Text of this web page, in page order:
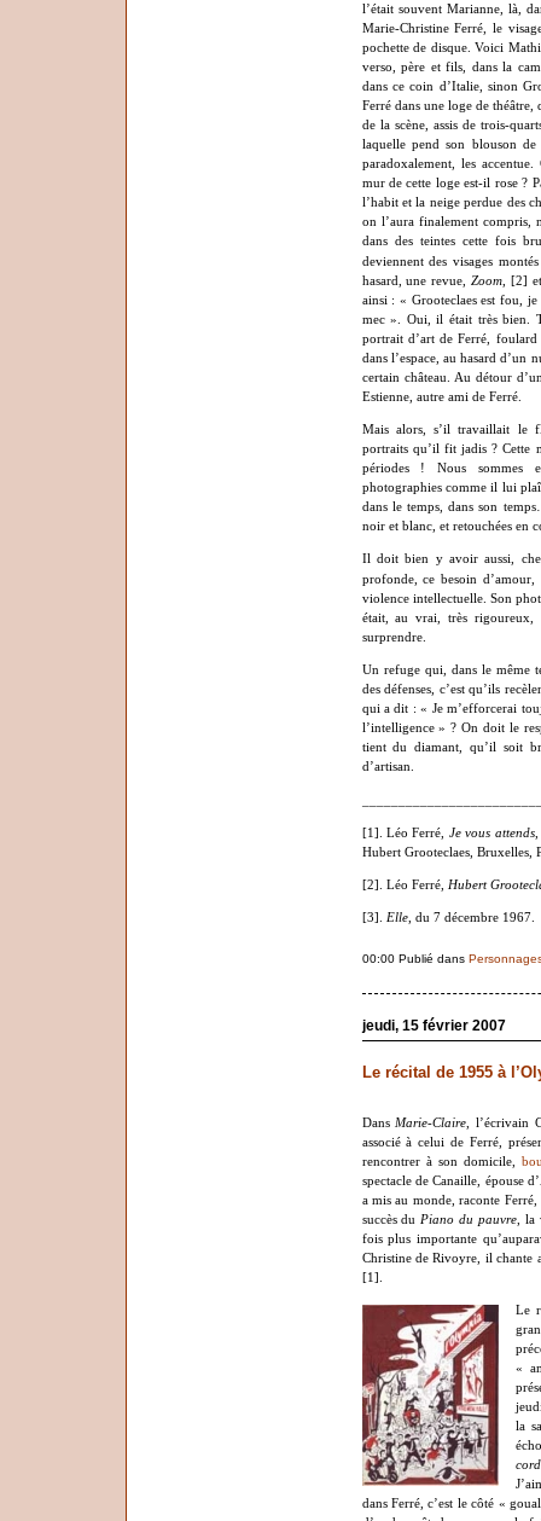
l’était souvent Marianne, là,
Marie-Christine Ferré, le
pochette de disque. Voici
verso, père et fils, dans la
dans ce coin d’Italie, sinon
Ferré dans une loge de théâtre,
de la scène, assis de trois-
laquelle pend son blouson
paradoxalement, les
mur de cette loge est-il rose ?
l’habit et la neige perdue des
on l’aura finalement compris,
dans des teintes cette fois
deviennent des visages
hasard, une revue, Zoom , [2]
ainsi : « Grooteclaes est fou,
mec ». Oui, il était très bien.
portrait d’art de Ferré,
dans l’espace, au hasard d’un
certain château. Au détour
Estienne, autre ami de Ferré.
Mais alors, s’il travaillait le
portraits qu’il fit jadis ? Cette
périodes ! Nous sommes
photographies comme il lui
dans le temps, dans son
noir et blanc, et retouchées en
Il doit bien y avoir aussi,
profonde, ce besoin
violence intellectuelle. Son
était, au vrai, très rigoureux,
surprendre.
Un refuge qui, dans le même
des défenses, c’est qu’ils
qui a dit : « Je m’efforcerai
l’intelligence » ? On doit le
tient du diamant, qu’il soit
d’artisan.
[1]. Léo Ferré, Je vous attends
Hubert Grooteclaes, Bruxelles,
[2]. Léo Ferré, Hubert
[3]. Elle, du 7 décembre 1967.
00:00 Publié dans
jeudi, 15 février 2007
Le récital de 1955 à
DansMarie-Claire, l’écrivain
associé à celui de Ferré,
rencontrer à son domicile,
spectacle de Canaille, épouse
a mis au monde, raconte
succès duPiano du pauvre, la
fois plus importante
Christine de Rivoyre, il chante
[1].
Le
«
la
dans Ferré, c’est le côté «